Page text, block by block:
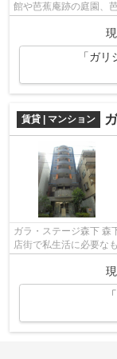
館や芭蕉庵跡の庭園、
「ガ
賃貸 | マンション
ガラ・ステージ森下 森下駅は、静かで落ち着いた雰囲気が魅力の街です。 商
店街で私生活に必要な
あるお店や、隠れた名